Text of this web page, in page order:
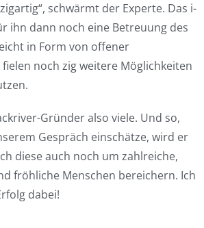
schwärmt der Experte. Das i-
ihn dann noch eine Betreuung des
in Form von offener
fielen noch zig weitere Möglichkeiten
Gründer also viele. Und so,
Gespräch einschätze, wird er
diese auch noch um zahlreiche,
fröhliche Menschen bereichern. Ich
dabei!